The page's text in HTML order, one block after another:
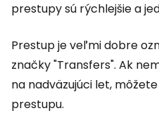
prestupy sú rýchlejšie a
Prestup je veľmi dobre
značky"Transfers". Ak
na nadväzujúci let,
prestupu.